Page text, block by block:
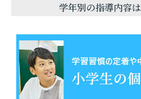
学年別の指導内容